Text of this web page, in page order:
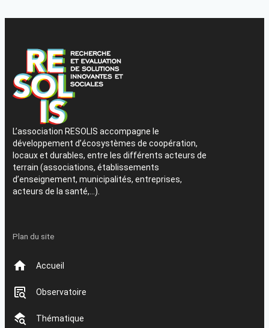
L’association RESOLIS accompagne le
développement d’écosystèmes de coopération,
locaux et durables, entre les différents acteurs de
terrain (associations, établissements
d’enseignement, municipalités, entreprises,
acteurs de la santé,…).
Plan du site
Accueil
Observatoire
Thématique